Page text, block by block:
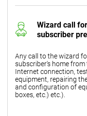
Wizard call
subscriber
Any call to the wizard
subscriber's home from
Internet connection,
equipment, repairing
and configuration of
boxes, etc.) etc.).